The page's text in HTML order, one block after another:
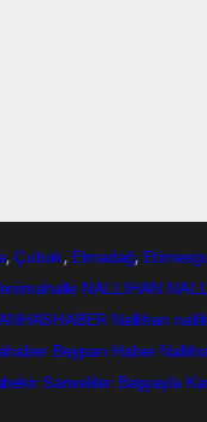
, Çubuk, Elmadağ,
NALLIHAN
Nallihan
Beyparı Haber
Sarıveliler Başyayla